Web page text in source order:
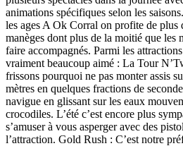
animations spécifiques selon les
les ages A Ok Corral on profite de plus
manèges dont plus de la moitié que les
faire accompagnés. Parmi les
vraiment beaucoup aimé : La Tour
frissons pourquoi ne pas monter assis
mètres en quelques fractions de
navigue en glissant sur les eaux
crocodiles. L’été c’est encore plus
s’amuser à vous asperger avec des
l’attraction. Gold Rush : C’est notre